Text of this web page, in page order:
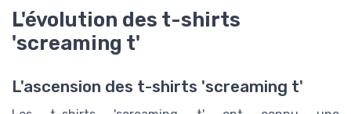
L'évolution des t-shirts
'screaming t'
L'ascension des t-shirts 'screaming t'